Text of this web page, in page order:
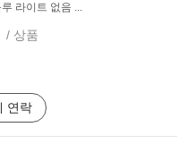
라이트 없음 ...
/ 상품
연락